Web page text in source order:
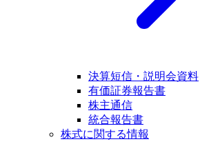
決算短信・説明会資料
有価証券報告書
株主通信
統合報告書
株式に関する情報